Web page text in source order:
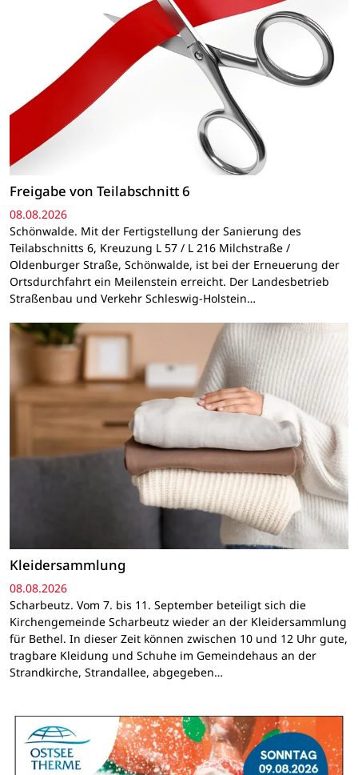
Freigabe von Teilabschnitt 6
08.08.2026
Schönwalde. Mit der Fertigstellung der Sanierung des
Teilabschnitts 6, Kreuzung L 57 / L 216 Milchstraße /
Oldenburger Straße, Schönwalde, ist bei der Erneuerung der
Ortsdurchfahrt ein Meilenstein erreicht. Der Landesbetrieb
Straßenbau und Verkehr Schleswig-Holstein…
Kleidersammlung
08.08.2026
Scharbeutz. Vom 7. bis 11. September beteiligt sich die
Kirchengemeinde Scharbeutz wieder an der Kleidersammlung
für Bethel. In dieser Zeit können zwischen 10 und 12 Uhr gute,
tragbare Kleidung und Schuhe im Gemeindehaus an der
Strandkirche, Strandallee, abgegeben…